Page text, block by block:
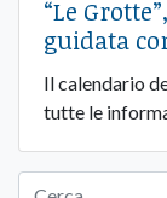
“Le
guidata
Il calendario
tutte le